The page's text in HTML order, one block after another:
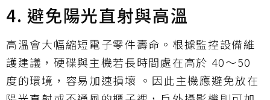
4. 避免陽光直射與高溫
高溫會大幅縮短電子零件壽命。根據監控設備維
護建議，硬碟與主機若長時間處在高於 40～50
度的環境，容易加速損壞 。因此主機應避免放在